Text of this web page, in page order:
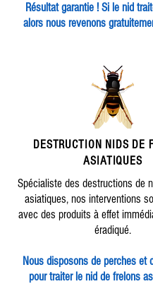
Résultat garantie ! Si le nid
alors nous revenons
DESTRUCTION NIDS DE
ASIATIQUES
Spécialiste des destructions de
asiatiques, nos interventions
avec des produits à effet
éradiqué.
Nous disposons de perches et
pour traiter le nid de frelons